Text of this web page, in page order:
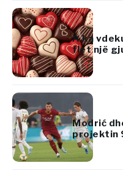
A ka
flet një
Modrić
projektin
resort